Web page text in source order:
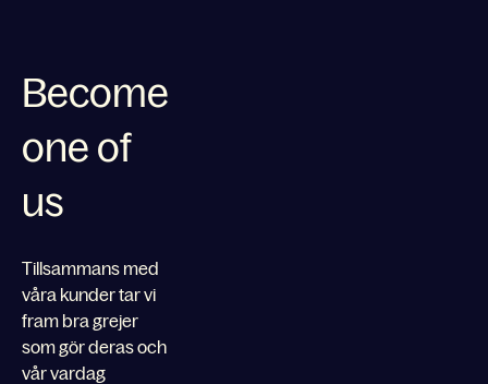
Become
one of
us
Tillsammans med
våra kunder tar vi
fram bra grejer
som gör deras och
vår vardag